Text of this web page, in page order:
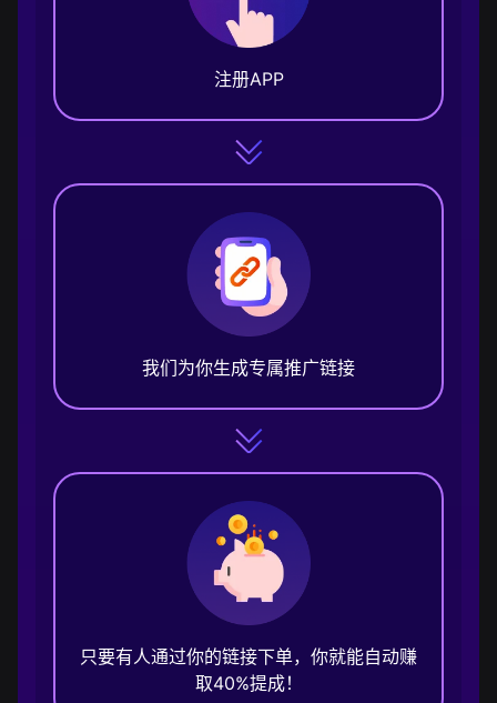
注册APP
我们为你生成专属推广链接
只要有人通过你的链接下单，你就能自动赚
取40%提成！